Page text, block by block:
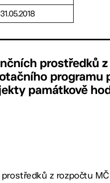
31.05.2018
prostředků
programu
památkově
z rozpočtu